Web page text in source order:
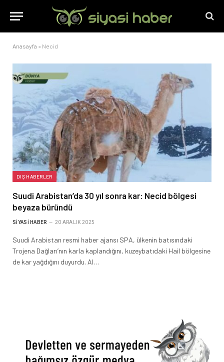
Anasayfa » Necid
DIŞ HABERLER
Suudi Arabistan’da 30 yıl sonra kar: Necid bölgesi
beyaza büründü
SIYASI HABER 20 ARALIK 2025
Suudi Arabistan resmi haber ajansı SPA, ülkenin batısındaki
Trojena Dağları’nın karla kaplandığını, kuzeybatıdaki Hail bölgesine
de kar yağdığını duyurdu. Al…